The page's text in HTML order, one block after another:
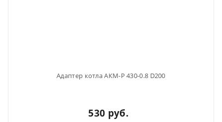
Адаптер котла АКМ-Р 430-0.8 D200
530 руб.